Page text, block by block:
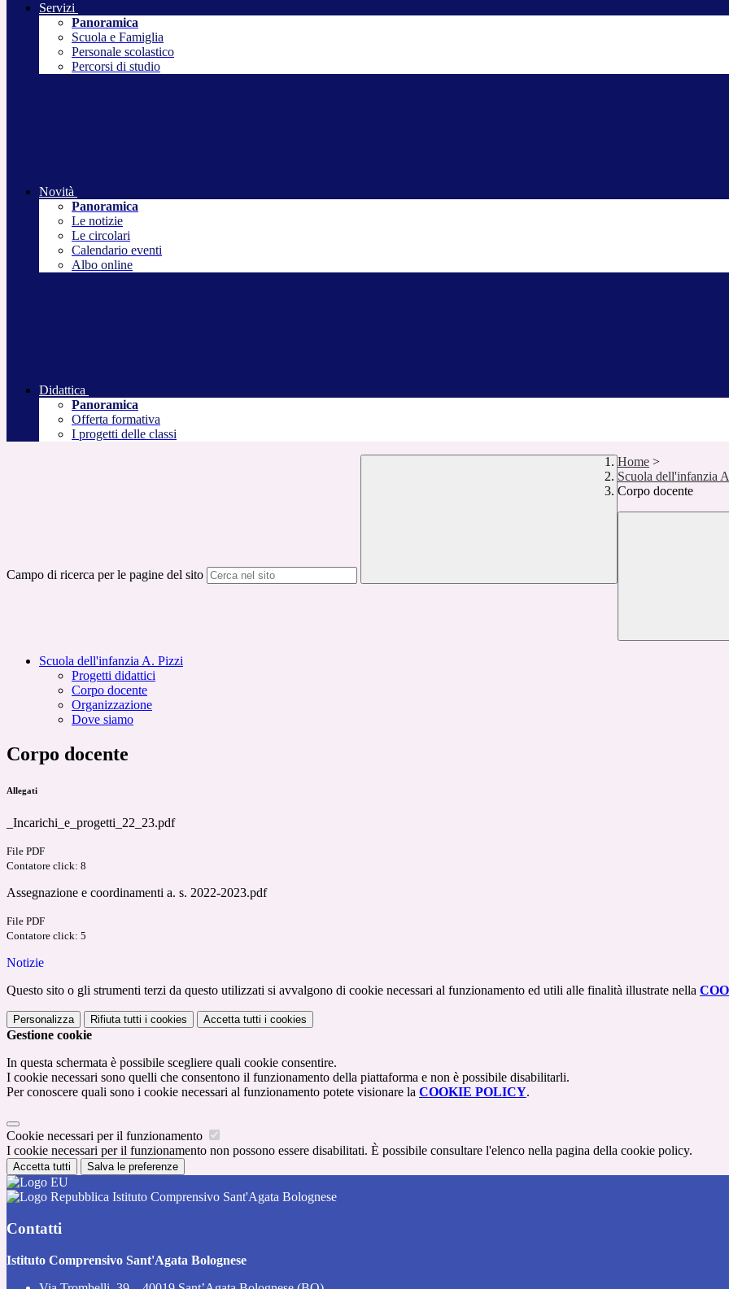
Servizi
Panoramica
Scuola e Famiglia
Personale scolastico
Percorsi di studio
Novità
Panoramica
Le notizie
Le circolari
Calendario eventi
Albo online
Didattica
Panoramica
Offerta formativa
I progetti delle classi
Campo di ricerca per le pagine del sito
Home >
Scuola dell'infanzia
Corpo docente
Scuola dell'infanzia A. Pizzi
Progetti didattici
Corpo docente
Organizzazione
Dove siamo
Corpo docente
Allegati
_Incarichi_e_progetti_22_23.pdf
File PDF
Contatore click: 8
Assegnazione e coordinamenti a. s. 2022-2023.pdf
File PDF
Contatore click: 5
Notizie
Questo sito o gli strumenti terzi da questo utilizzati si avvalgono di cookie necessari al funzionamento ed utili alle finalità illustrate nella
Personalizza Rifiuta tutti i cookies Accetta tutti i cookies
Gestione cookie
In questa schermata è possibile scegliere quali cookie consentire.
I cookie necessari sono quelli che consentono il funzionamento della piattaforma e non è possibile disabilitarli.
Per conoscere quali sono i cookie necessari al funzionamento potete visionare la COOKIE POLICY.
Cookie necessari per il funzionamento
I cookie necessari per il funzionamento non possono essere disabilitati. È possibile consultare l'elenco nella pagina della cookie policy.
Accetta tutti Salva le preferenze
Istituto Comprensivo Sant'Agata Bolognese
Contatti
Istituto Comprensivo Sant'Agata Bolognese